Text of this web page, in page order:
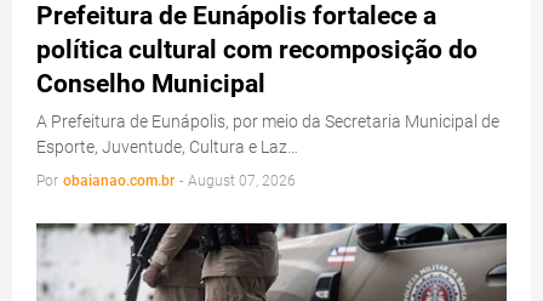
Prefeitura de Eunápolis fortalece a
política cultural com recomposição do
Conselho Municipal
A Prefeitura de Eunápolis, por meio da Secretaria Municipal de
Esporte, Juventude, Cultura e Laz…
Por obaianao.com.br - August 07, 2026